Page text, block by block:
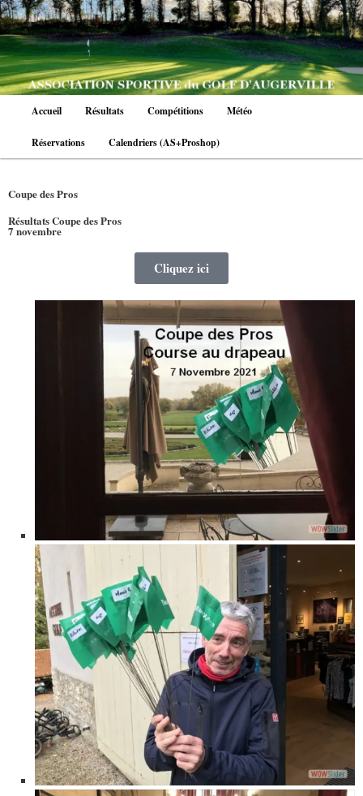
Aller
au
contenu
principal
Accueil Résultats Compétitions Météo
Réservations Calendriers (AS+Proshop)
Coupe des Pros
Résultats Coupe des Pros
7 novembre
Cliquez ici